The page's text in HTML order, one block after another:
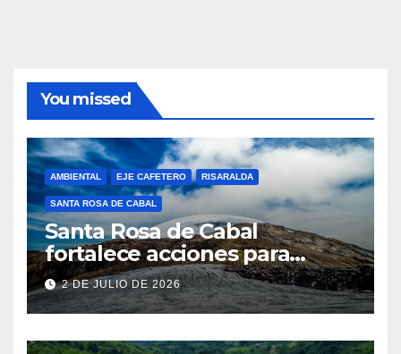
You missed
AMBIENTAL EJE CAFETERO RISARALDA
SANTA ROSA DE CABAL
Santa Rosa de Cabal
fortalece acciones para
proteger el Parque Los
Nevados durante el
fenómeno de El Niño
2 DE JULIO DE 2026